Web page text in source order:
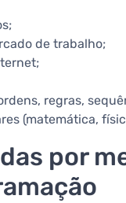
de trabalho;
regras,
(matemática,
por